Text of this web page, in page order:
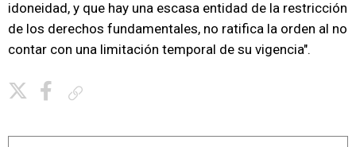
idoneidad, y que hay una escasa entidad de la restricción
de los derechos fundamentales, no ratifica la orden al no
contar con una limitación temporal de su vigencia".